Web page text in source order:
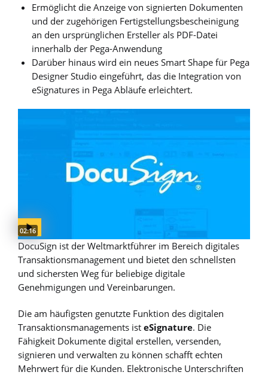
Ermöglicht die Anzeige von signierten Dokumenten
und der zugehörigen Fertigstellungsbescheinigung
an den ursprünglichen Ersteller als PDF-Datei
innerhalb der Pega-Anwendung
Darüber hinaus wird ein neues Smart Shape für Pega
Designer Studio eingeführt, das die Integration von
eSignatures in Pega Abläufe erleichtert.
Video duration:
02:16
DocuSign ist der Weltmarktführer im Bereich digitales
Transaktionsmanagement und bietet den schnellsten
und sichersten Weg für beliebige digitale
Genehmigungen und Vereinbarungen.
Die am häufigsten genutzte Funktion des digitalen
Transaktionsmanagements ist eSignature. Die
Fähigkeit Dokumente digital erstellen, versenden,
signieren und verwalten zu können schafft echten
Mehrwert für die Kunden. Elektronische Unterschriften